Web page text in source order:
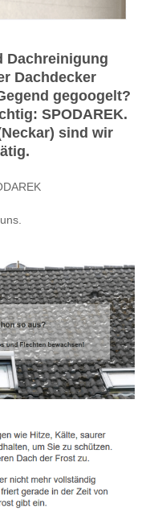
Dachreinigung
Dachdecker
gegoogelt?
SPODAREK.
sind wir